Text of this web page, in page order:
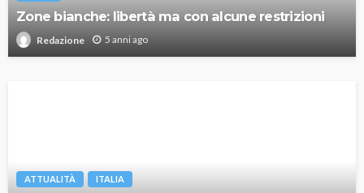
Zone bianche: libertà ma con alcune restrizioni
Redazione 5 anni ago
ATTUALITÀ ITALIA